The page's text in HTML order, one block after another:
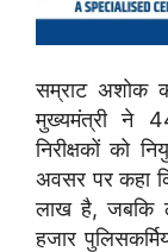
सम्राट अशोक
मुख्यमंत्री ने
निरीक्षकों को
अवसर पर कहा
लाख है, जबकि
हजार